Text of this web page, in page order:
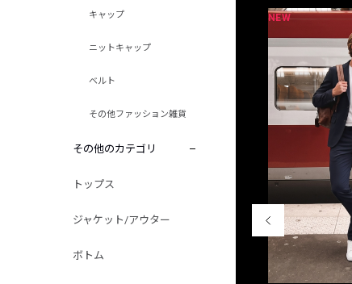
キャップ
ニットキャップ
ベルト
その他ファッション雑貨
その他のカテゴリ
トップス
ジャケット/アウター
ボトム
NEW